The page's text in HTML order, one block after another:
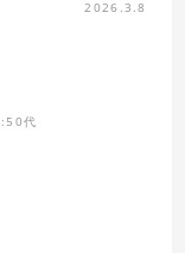
2026.3.8
:50代